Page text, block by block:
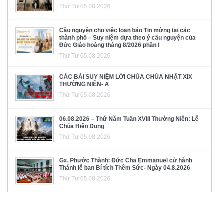
Thứ Tư 05.08.2026
Cầu nguyện cho việc loan báo Tin mừng tại các
thành phố – Suy niệm dựa theo ý cầu nguyện của
Đức Giáo hoàng tháng 8/2026 phần I
Thứ Tư 05.08.2026
CÁC BÀI SUY NIỆM LỜI CHÚA CHÚA NHẬT XIX
THƯỜNG NIÊN- A
Thứ Tư 05.08.2026
06.08.2026 – Thứ Năm Tuần XVIII Thường Niên: Lễ
Chúa Hiển Dung
Thứ Tư 05.08.2026
Gx. Phước Thành: Đức Cha Emmanuel cử hành
Thánh lễ ban Bí tích Thêm Sức- Ngày 04.8.2026
Thứ Tư 05.08.2026